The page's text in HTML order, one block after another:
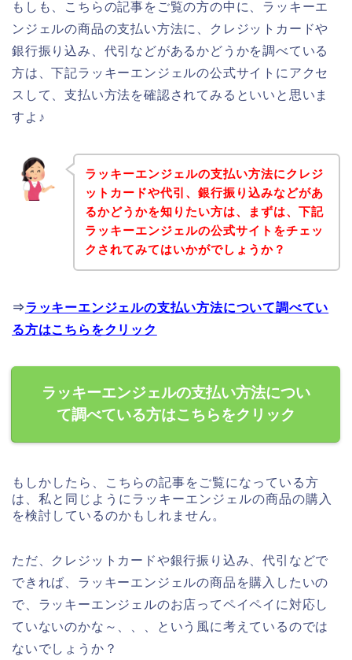
もしも、こちらの記事をご覧の方の中に、ラッキーエ
ンジェルの商品の支払い方法に、クレジットカードや
銀行振り込み、代引などがあるかどうかを調べている
方は、下記ラッキーエンジェルの公式サイトにアクセ
スして、支払い方法を確認されてみるといいと思いま
すよ♪
ラッキーエンジェルの支払い方法にクレジ
ットカードや代引、銀行振り込みなどがあ
るかどうかを知りたい方は、まずは、下記
ラッキーエンジェルの公式サイトをチェッ
クされてみてはいかがでしょうか？
⇒ラッキーエンジェルの支払い方法について調べてい
る方はこちらをクリック
ラッキーエンジェルの支払い方法につい
て調べている方はこちらをクリック
もしかしたら、こちらの記事をご覧になっている方
は、私と同じようにラッキーエンジェルの商品の購入
を検討しているのかもしれません。
ただ、クレジットカードや銀行振り込み、代引などで
できれば、ラッキーエンジェルの商品を購入したいの
で、ラッキーエンジェルのお店ってペイペイに対応し
ていないのかな～、、、という風に考えているのでは
ないでしょうか？